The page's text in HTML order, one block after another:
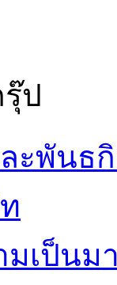
ป
ะพันธ
มเป็นม